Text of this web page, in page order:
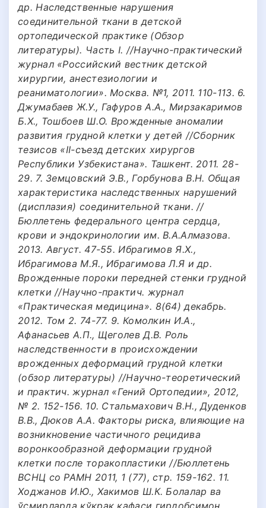
др. Наследственные нарушения
соединительной ткани в детской
ортопедической практике (Обзор
литературы). Часть I. //Научно-практический
журнал «Российский вестник детской
хирургии, анестезиологии и
реаниматологии». Москва. №1, 2011. 110-113. 6.
Джумабаев Ж.У., Гафуров А.А., Мирзакаримов
Б.Х., Тошбоев Ш.О. Врожденные аномалии
развития грудной клетки у детей //Сборник
тезисов «II-съезд детских хирургов
Республики Узбекистана». Ташкент. 2011. 28-
29. 7. Земцовский Э.В., Горбунова В.Н. Общая
характеристика наследственных нарушений
(дисплазия) соединительной ткани. //
Бюллетень федерального центра сердца,
крови и эндокринологии им. В.А.Алмазова.
2013. Август. 47-55. Ибрагимов Я.Х.,
Ибрагимова М.Я., Ибрагимова Л.Я и др.
Врожденные пороки передней стенки грудной
клетки //Научно-практич. журнал
«Практическая медицина». 8(64) декабрь.
2012. Том 2. 74-77. 9. Комолкин И.А.,
Афанасьев А.П., Щеголев Д.В. Роль
наследственности в происхождении
врожденных деформаций грудной клетки
(обзор литературы) //Научно-теоретический
и практич. журнал «Гений Ортопедии», 2012,
№ 2. 152-156. 10. Стальмахович В.Н., Дуденков
В.В., Дюков А.А. Факторы риска, влияющие на
возникновение частичного рецидива
воронкообразной деформации грудной
клетки после торакопластики //Бюллетень
ВСНЦ со РАМН 2011, 1 (77), стр. 159-162. 11.
Ходжанов И.Ю., Хакимов Ш.К. Болалар ва
ўсмирларда кўкрак қафаси гирдобсимон